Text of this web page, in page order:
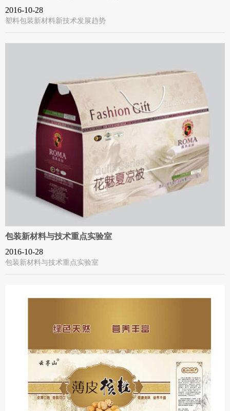
2016-10-28
塑料包装新材料新技术发展趋势
包装新材料与技术重点实验室
2016-10-28
包装新材料与技术重点实验室